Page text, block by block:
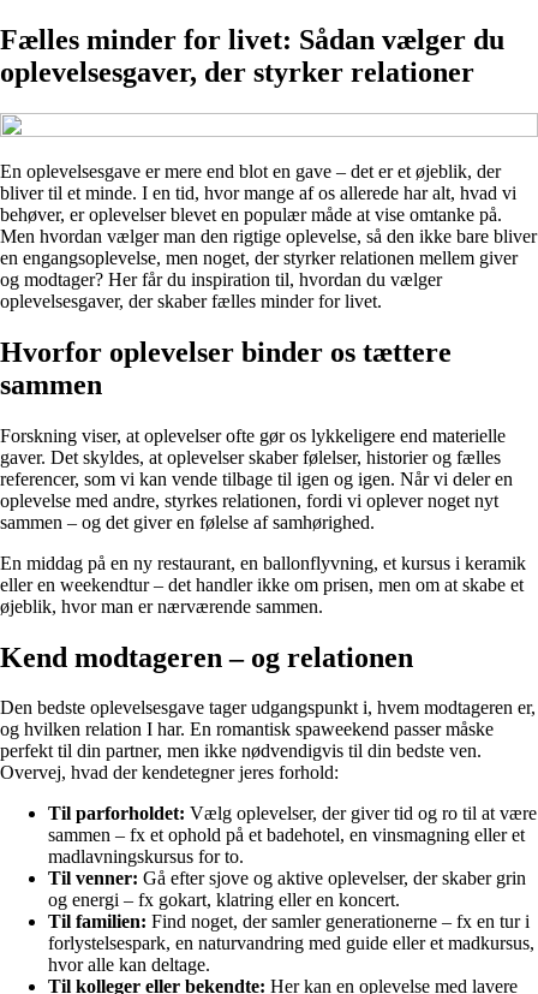
Fælles minder for livet: Sådan vælger du
oplevelsesgaver, der styrker relationer
En oplevelsesgave er mere end blot en gave – det er et øjeblik, der
bliver til et minde. I en tid, hvor mange af os allerede har alt, hvad vi
behøver, er oplevelser blevet en populær måde at vise omtanke på.
Men hvordan vælger man den rigtige oplevelse, så den ikke bare bliver
en engangsoplevelse, men noget, der styrker relationen mellem giver
og modtager? Her får du inspiration til, hvordan du vælger
oplevelsesgaver, der skaber fælles minder for livet.
Hvorfor oplevelser binder os tættere
sammen
Forskning viser, at oplevelser ofte gør os lykkeligere end materielle
gaver. Det skyldes, at oplevelser skaber følelser, historier og fælles
referencer, som vi kan vende tilbage til igen og igen. Når vi deler en
oplevelse med andre, styrkes relationen, fordi vi oplever noget nyt
sammen – og det giver en følelse af samhørighed.
En middag på en ny restaurant, en ballonflyvning, et kursus i keramik
eller en weekendtur – det handler ikke om prisen, men om at skabe et
øjeblik, hvor man er nærværende sammen.
Kend modtageren – og relationen
Den bedste oplevelsesgave tager udgangspunkt i, hvem modtageren er,
og hvilken relation I har. En romantisk spaweekend passer måske
perfekt til din partner, men ikke nødvendigvis til din bedste ven.
Overvej, hvad der kendetegner jeres forhold:
Til parforholdet: Vælg oplevelser, der giver tid og ro til at være
sammen – fx et ophold på et badehotel, en vinsmagning eller et
madlavningskursus for to.
Til venner: Gå efter sjove og aktive oplevelser, der skaber grin
og energi – fx gokart, klatring eller en koncert.
Til familien: Find noget, der samler generationerne – fx en tur i
forlystelsespark, en naturvandring med guide eller et madkursus,
hvor alle kan deltage.
Til kolleger eller bekendte: Her kan en oplevelse med lavere